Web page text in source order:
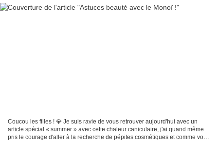
Coucou les filles ! 💎 Je suis ravie de vous retrouver aujourd'hui avec un
article spécial « summer » avec cette chaleur caniculaire, j'ai quand même
pris le courage d'aller à la recherche de pépites cosmétiques et comme vous